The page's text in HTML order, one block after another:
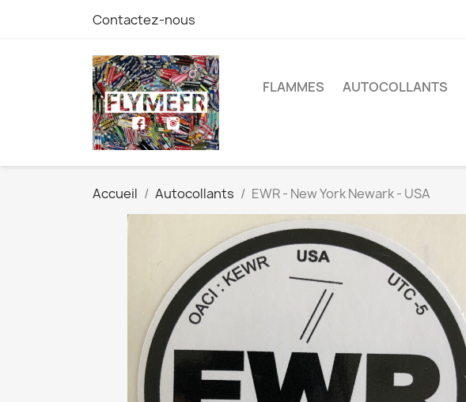
Contactez-nous
FLAMMES AUTOCOLLANTS
Accueil Autocollants EWR - New York Newark - USA